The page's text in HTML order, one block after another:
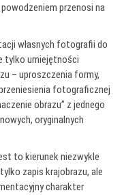
przenosi na
własnych fotografii do
tylko umiejętności
– uproszczenia formy,
fotograficznej
obrazu” z jednego
oryginalnych
to kierunek niezwykle
zapis krajobrazu, ale
charakter